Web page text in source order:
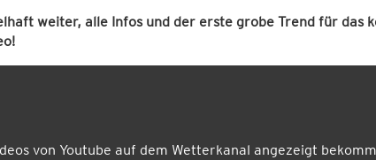
weiter, alle Infos und der erste grobe Trend für das
von Youtube auf dem Wetterkanal angezeigt